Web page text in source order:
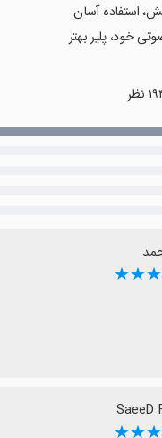
استفاده آسان
خود، پلیر بهتر
SaeeD